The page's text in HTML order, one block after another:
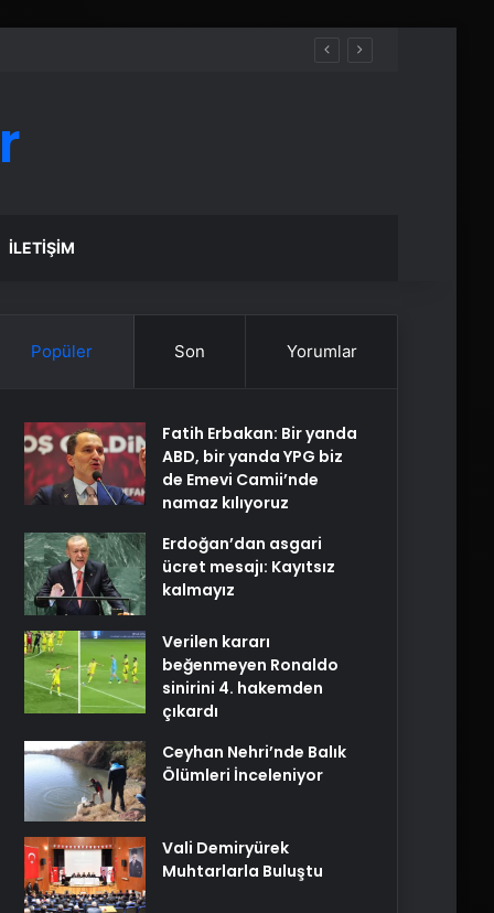
İLETIŞIM
Popüler Son Yorumlar
Fatih Erbakan: Bir yanda
ABD, bir yanda YPG biz
de Emevi Camii’nde
namaz kılıyoruz
Erdoğan’dan asgari
ücret mesajı: Kayıtsız
kalmayız
Verilen kararı
beğenmeyen Ronaldo
sinirini 4. hakemden
çıkardı
Ceyhan Nehri’nde Balık
Ölümleri İnceleniyor
Vali Demiryürek
Muhtarlarla Buluştu